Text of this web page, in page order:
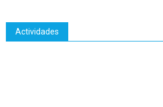
Actividades